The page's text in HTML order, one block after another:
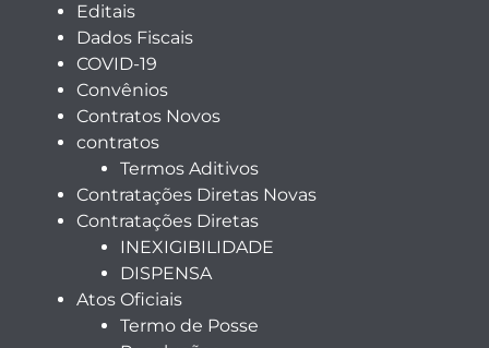
Editais
Dados Fiscais
COVID-19
Convênios
Contratos Novos
contratos
Termos Aditivos
Contratações Diretas Novas
Contratações Diretas
INEXIGIBILIDADE
DISPENSA
Atos Oficiais
Termo de Posse